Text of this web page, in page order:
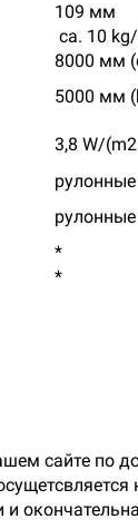
109 мм
ca. 10
8000 мм
5000 мм
3,8 W/
*
*
сайте по